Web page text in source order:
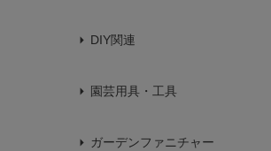
DIY関連
園芸用具・工具
ガーデンファニチャー